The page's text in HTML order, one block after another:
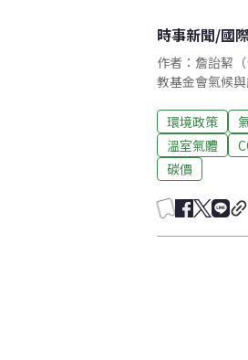
時事新聞/國
作者：詹詒絜
教基金會氣候與
環境政策
溫室氣體
碳價